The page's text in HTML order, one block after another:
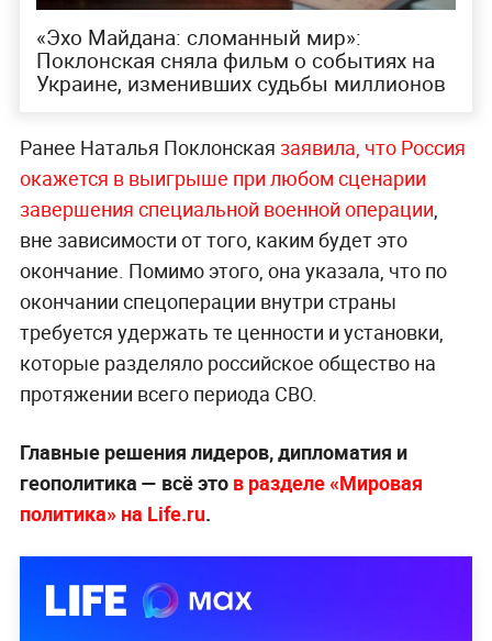
«Эхо Майдана: сломанный мир»:
Поклонская сняла фильм о событиях на
Украине, изменивших судьбы миллионов
Ранее Наталья Поклонская заявила, что Россия
окажется в выигрыше при любом сценарии
завершения специальной военной операции,
вне зависимости от того, каким будет это
окончание. Помимо этого, она указала, что по
окончании спецоперации внутри страны
требуется удержать те ценности и установки,
которые разделяло российское общество на
протяжении всего периода СВО.
Главные решения лидеров, дипломатия и
геополитика — всё это в разделе «Мировая
политика» на Life.ru.